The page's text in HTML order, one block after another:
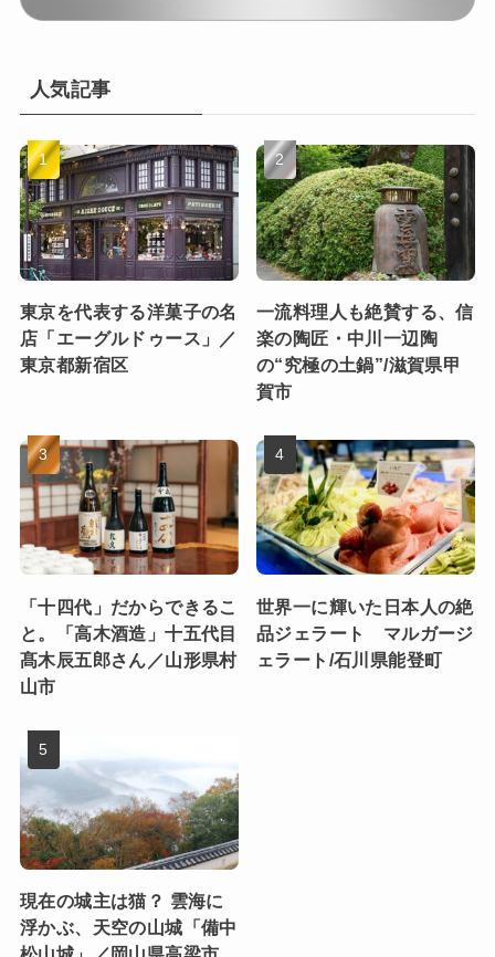
人気記事
東京を代表する洋菓子の名
店「エーグルドゥース」／
東京都新宿区
一流料理人も絶賛する、信
楽の陶匠・中川一辺陶
の“究極の土鍋”/滋賀県甲
賀市
「十四代」だからできるこ
と。「高木酒造」十五代目
髙木辰五郎さん／山形県村
山市
世界一に輝いた日本人の絶
品ジェラート マルガージ
ェラート/石川県能登町
現在の城主は猫？ 雲海に
浮かぶ、天空の山城「備中